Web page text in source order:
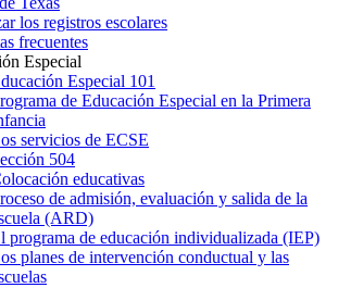
los registros escolares
frecuentes
Especial
Especial 101
de Educación Especial en la Primera
servicios de ECSE
504
educativas
de admisión, evaluación y salida de la
(ARD)
programa de educación individualizada (IEP)
planes de intervención conductual y las